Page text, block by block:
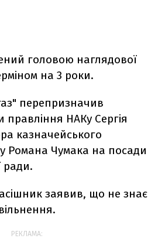
головою наглядової
на 3 роки.
перепризначив
правління НАКу Сергія
казначейського
Романа Чумака на посади
ради.
заявив, що не знає
РЕКЛАМА: